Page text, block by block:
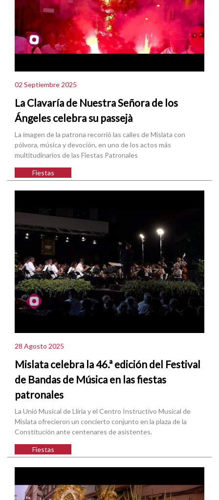
02 Septiembre 2025
La Clavaría de Nuestra Señora de los
Ángeles celebra su passejà
La imagen de la patrona recorrió las calles de Mislata con
pólvora, música y devoción, en uno de los actos más
multitudinarios de las Fiestas Patronales
Fiestas
28 Agosto 2025
Mislata celebra la 46.ª edición del Festival
de Bandas de Música en las fiestas
patronales
La Unió Musical de Llíria y el Centro Instructivo Musical de
Mislata ofrecieron un concierto conjunto en la plaza de la
Constitución ante centenares de asistentes.
Fiestas